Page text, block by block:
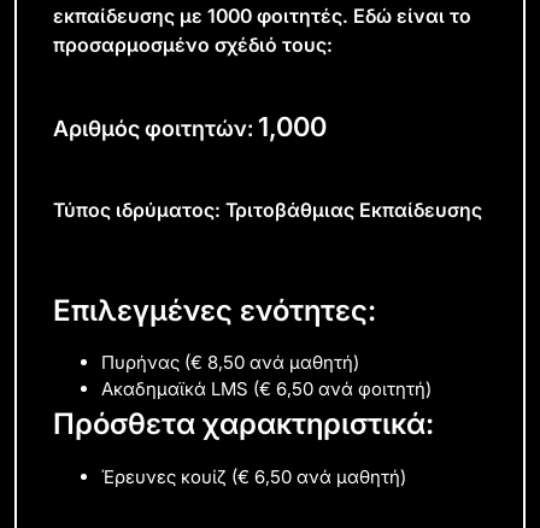
εκπαίδευσης με 1000 φοιτητές. Εδώ είναι το
προσαρμοσμένο σχέδιό τους:
Αριθμός φοιτητών: 1,000
Τύπος ιδρύματος: Τριτοβάθμιας Εκπαίδευσης
Επιλεγμένες ενότητες:
Πυρήνας (€ 8,50 ανά μαθητή)
Ακαδημαϊκά LMS (€ 6,50 ανά φοιτητή)
Πρόσθετα χαρακτηριστικά:
Έρευνες κουίζ (€ 6,50 ανά μαθητή)